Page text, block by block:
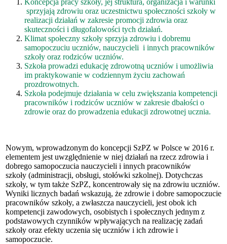
Koncepcja pracy szkoły, jej struktura, organizacja i warunki
sprzyjają zdrowiu oraz uczestnictwu społeczności szkoły w
realizacji działań w zakresie promocji zdrowia oraz
skuteczności i długofalowości tych działań.
Klimat społeczny szkoły sprzyja zdrowiu i dobremu
samopoczuciu uczniów, nauczycieli i innych pracowników
szkoły oraz rodziców uczniów.
Szkoła prowadzi edukację zdrowotną uczniów i umożliwia
im praktykowanie w codziennym życiu zachowań
prozdrowotnych.
Szkoła podejmuje działania w celu zwiększania kompetencji
pracowników i rodziców uczniów w zakresie dbałości o
zdrowie oraz do prowadzenia edukacji zdrowotnej ucznia.
Nowym, wprowadzonym do koncepcji SzPZ w Polsce w 2016 r.
elementem jest uwzględnienie w niej dzia­łań na rzecz zdrowia i
dobrego samopoczucia nauczycieli i innych pracowników
szkoły (administracji, obsługi, stołówki szkolnej). Dotychczas
szkoły, w tym także SzPZ, koncentrowały się na zdrowiu uczniów.
Wyniki licznych badań wskazują, że zdrowie i dobre samopoczucie
pracowników szkoły, a zwłaszcza nauczy­cieli, jest obok ich
kompetencji zawodowych, osobistych i społecznych jednym z
podstawowych czynników wpływających na realizację zadań
szkoły oraz efekty uczenia się uczniów i ich zdrowie i
samopoczucie.